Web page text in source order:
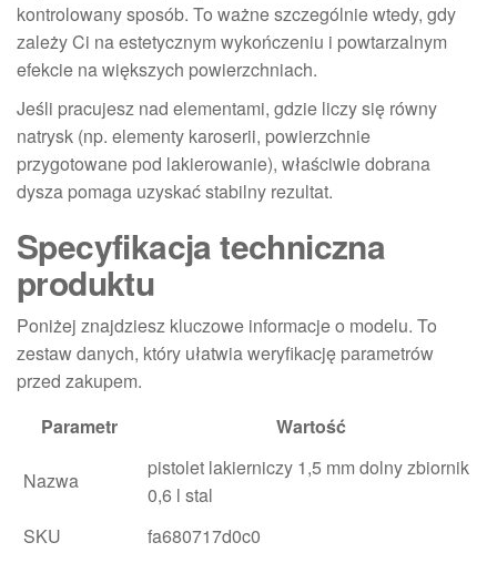
kontrolowany sposób. To ważne szczególnie wtedy, gdy
zależy Ci na estetycznym wykończeniu i powtarzalnym
efekcie na większych powierzchniach.
Jeśli pracujesz nad elementami, gdzie liczy się równy
natrysk (np. elementy karoserii, powierzchnie
przygotowane pod lakierowanie), właściwie dobrana
dysza pomaga uzyskać stabilny rezultat.
Specyfikacja techniczna
produktu
Poniżej znajdziesz kluczowe informacje o modelu. To
zestaw danych, który ułatwia weryfikację parametrów
przed zakupem.
Parametr
Wartość
Nazwa
pistolet lakierniczy 1,5 mm dolny zbiornik
0,6 l stal
SKU
fa680717d0c0